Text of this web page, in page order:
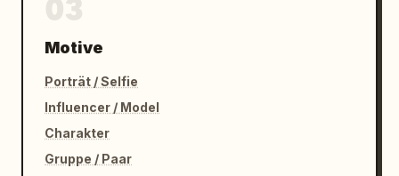
der Turnieratmosphäre, die dem Land des
Spielers entsprechen.
Motive
Porträt / Selfie
Influencer / Model
Charakter
Gruppe / Paar